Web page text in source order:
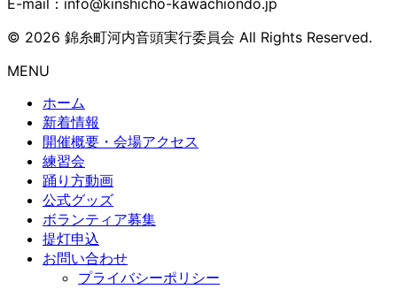
© 2026 錦糸町河内音頭実行委員会 All Rights Reserved.
MENU
ホーム
新着情報
開催概要・会場アクセス
練習会
踊り方動画
公式グッズ
ボランティア募集
提灯申込
お問い合わせ
プライバシーポリシー